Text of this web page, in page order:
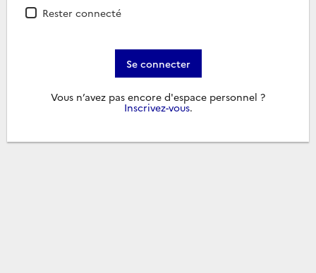
Rester connecté
Se connecter
Vous n’avez pas encore d'espace personnel ?
Inscrivez-vous.